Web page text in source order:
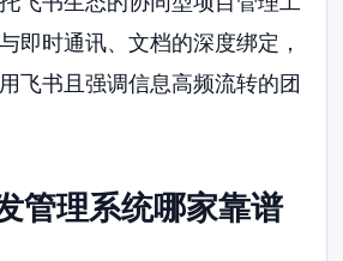
即时通讯、文档的深度绑定，
飞书且强调信息高频流转的团
管理系统哪家靠谱